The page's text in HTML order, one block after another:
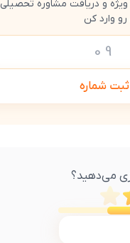
ویژه و دریافت مشاوره تحصیلی
وارد کن
ثبت شماره
می‌دهید؟